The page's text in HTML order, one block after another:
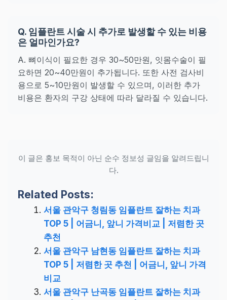
Q. 임플란트 시술 시 추가로 발생할 수 있는 비용
은 얼마인가요?
A. 뼈이식이 필요한 경우 30~50만원, 잇몸수술이 필
요하면 20~40만원이 추가됩니다. 또한 사전 검사비
용으로 5~10만원이 발생할 수 있으며, 이러한 추가
비용은 환자의 구강 상태에 따라 달라질 수 있습니다.
이 글은 홍보 목적이 아닌 순수 정보성 글임을 알려드립니
다.
Related Posts:
서울 관악구 청림동 임플란트 잘하는 치과
TOP 5 | 어금니, 앞니 가격비교 | 저렴한 곳
추천
서울 관악구 남현동 임플란트 잘하는 치과
TOP 5 | 저렴한 곳 추천 | 어금니, 앞니 가격
비교
서울 관악구 난곡동 임플란트 잘하는 치과